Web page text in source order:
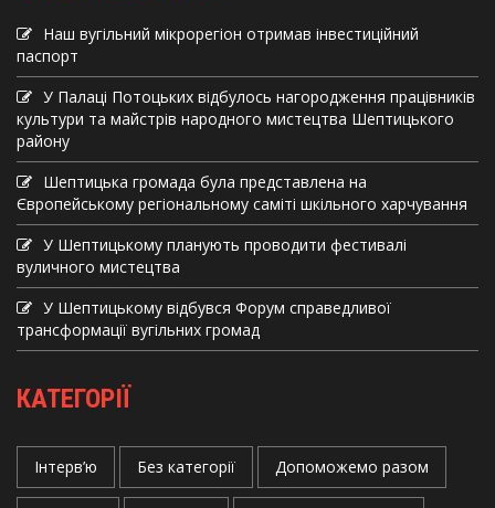
Наш вугільний мікрорегіон отримав інвеcтиційний
паспорт
У Палаці Потоцьких відбулось нагородження працівників
культури та майстрів народного мистецтва Шептицького
району
Шептицька громада була представлена на
Європейському регіональному саміті шкільного харчування
У Шептицькому планують проводити фестивалі
вуличного мистецтва
У Шептицькому відбувся Форум справедливої
трансформації вугільних громад
КАТЕГОРІЇ
Інтерв’ю Без категорії Допоможемо разом